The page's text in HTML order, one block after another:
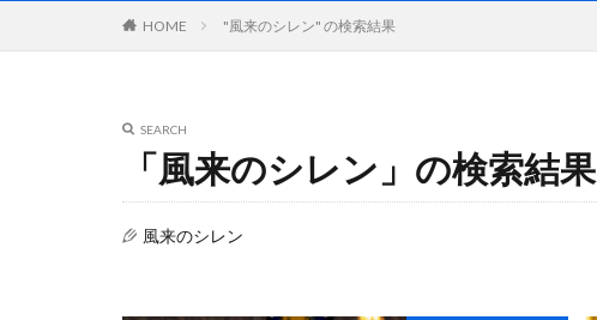
HOME "風来のシレン" の検索結果
SEARCH
「風来のシレン」の検索結果
風来のシレン